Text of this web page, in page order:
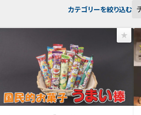
カテゴリーを絞り込む